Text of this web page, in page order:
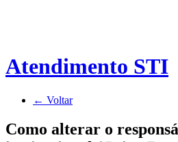
Atendimento STI
← Voltar
Como alterar o